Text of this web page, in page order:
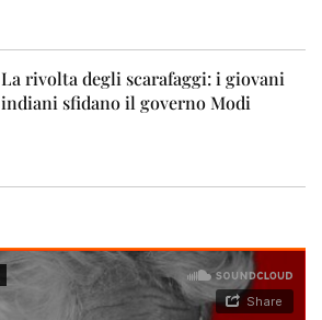
La rivolta degli scarafaggi: i giovani
indiani sfidano il governo Modi